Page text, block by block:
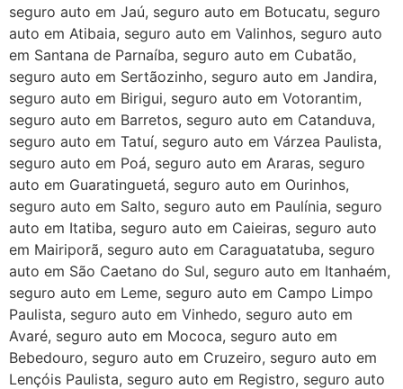
seguro auto em Jaú, seguro auto em Botucatu, seguro
auto em Atibaia, seguro auto em Valinhos, seguro auto
em Santana de Parnaíba, seguro auto em Cubatão,
seguro auto em Sertãozinho, seguro auto em Jandira,
seguro auto em Birigui, seguro auto em Votorantim,
seguro auto em Barretos, seguro auto em Catanduva,
seguro auto em Tatuí, seguro auto em Várzea Paulista,
seguro auto em Poá, seguro auto em Araras, seguro
auto em Guaratinguetá, seguro auto em Ourinhos,
seguro auto em Salto, seguro auto em Paulínia, seguro
auto em Itatiba, seguro auto em Caieiras, seguro auto
em Mairiporã, seguro auto em Caraguatatuba, seguro
auto em São Caetano do Sul, seguro auto em Itanhaém,
seguro auto em Leme, seguro auto em Campo Limpo
Paulista, seguro auto em Vinhedo, seguro auto em
Avaré, seguro auto em Mococa, seguro auto em
Bebedouro, seguro auto em Cruzeiro, seguro auto em
Lençóis Paulista, seguro auto em Registro, seguro auto